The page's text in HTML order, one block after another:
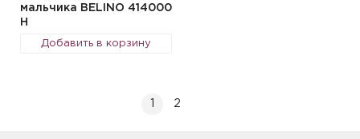
мальчика BELINO 414000
Н
Добавить в корзину
2